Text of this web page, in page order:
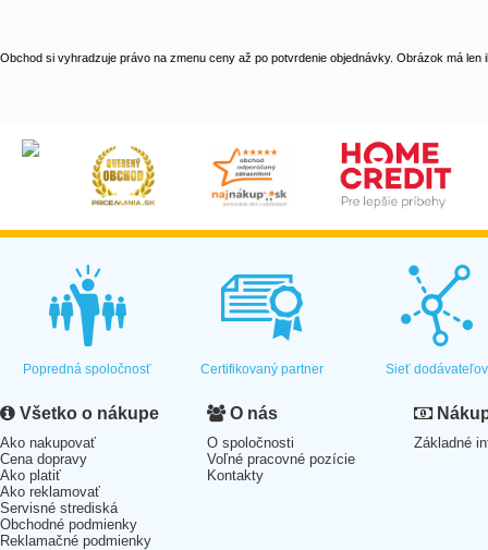
Obchod si vyhradzuje právo na zmenu ceny až po potvrdenie objednávky. Obrázok má len
Popredná spoločnosť Certifikovaný partner Sieť dodávateľov
Všetko o nákupe
Ako nakupovať
Cena dopravy
Ako platiť
Ako reklamovať
Servisné strediská
Obchodné podmienky
Reklamačné podmienky
O nás
O spoločnosti
Voľné pracovné pozície
Kontakty
Základné